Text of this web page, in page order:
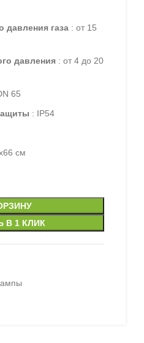
давления газа : от 15
давления : от 4 до 20
65
: IP54
см
В 1 КЛИК